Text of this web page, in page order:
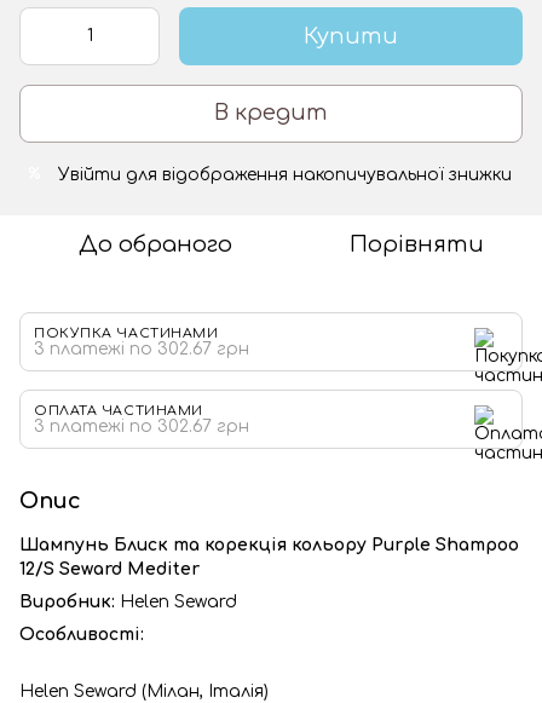
Купити
В кредит
Увійти для відображення накопичувальної знижки
До обраного Порівняти
ПОКУПКА ЧАСТИНАМИ
3 платежі по 302.67 грн
ОПЛАТА ЧАСТИНАМИ
3 платежі по 302.67 грн
Опис
Шампунь Блиск та корекція кольору Purple Shampoo
12/S Seward Mediter
Виробник: Helen Seward
Особливості:
Helen Seward (Мілан, Італія)